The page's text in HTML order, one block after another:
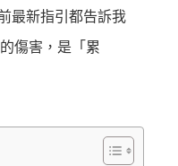
最新指引都告訴我
傷害，是「累